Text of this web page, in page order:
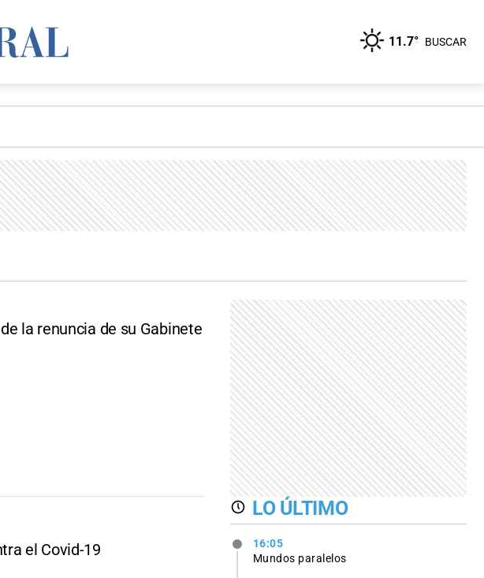
11.7° BUSCAR
la renuncia de su Gabinete
el Covid-19
LO ÚLTIMO
16:05
Mundos paralelos